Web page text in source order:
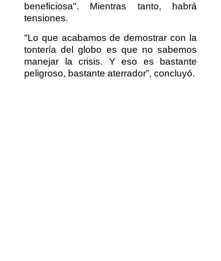
beneficiosa". Mientras tanto, habrá
tensiones.
"Lo que acabamos de demostrar con la
tontería del globo es que no sabemos
manejar la crisis. Y eso es bastante
peligroso, bastante aterrador”, concluyó.